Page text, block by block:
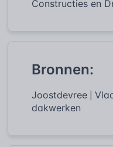
Constructies en
Bronnen:
Joostdevree
dakwerken